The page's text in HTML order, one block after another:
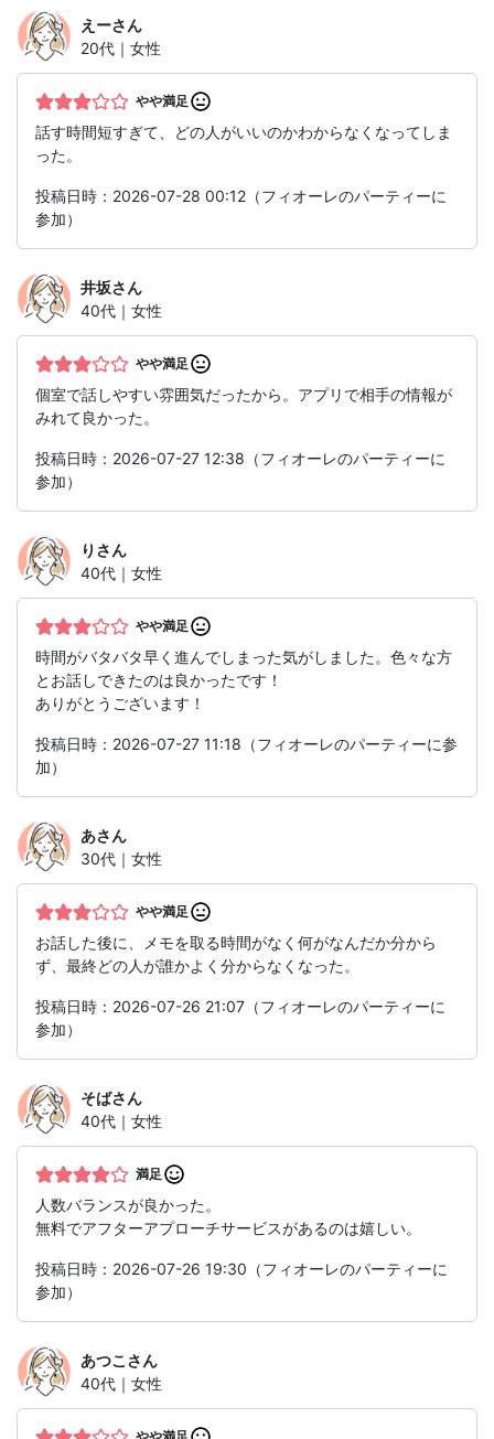
えーさん
20代｜女性
やや満足
話す時間短すぎて、どの人がいいのかわからなくなってしま
った。
投稿日時：2026-07-28 00:12（フィオーレのパーティーに
参加）
井坂さん
40代｜女性
やや満足
個室で話しやすい雰囲気だったから。アプリで相手の情報が
みれて良かった。
投稿日時：2026-07-27 12:38（フィオーレのパーティーに
参加）
り さん
40代｜女性
やや満足
時間がバタバタ早く進んでしまった気がしました。色々な方
とお話しできたのは良かったです！
ありがとうございます！
投稿日時：2026-07-27 11:18（フィオーレのパーティーに参
加）
あさん
30代｜女性
やや満足
お話した後に、メモを取る時間がなく何がなんだか分から
ず、最終どの人が誰かよく分からなくなった。
投稿日時：2026-07-26 21:07（フィオーレのパーティーに
参加）
そばさん
40代｜女性
満足
人数バランスが良かった。
無料でアフターアプローチサービスがあるのは嬉しい。
投稿日時：2026-07-26 19:30（フィオーレのパーティーに
参加）
あつこ さん
40代｜女性